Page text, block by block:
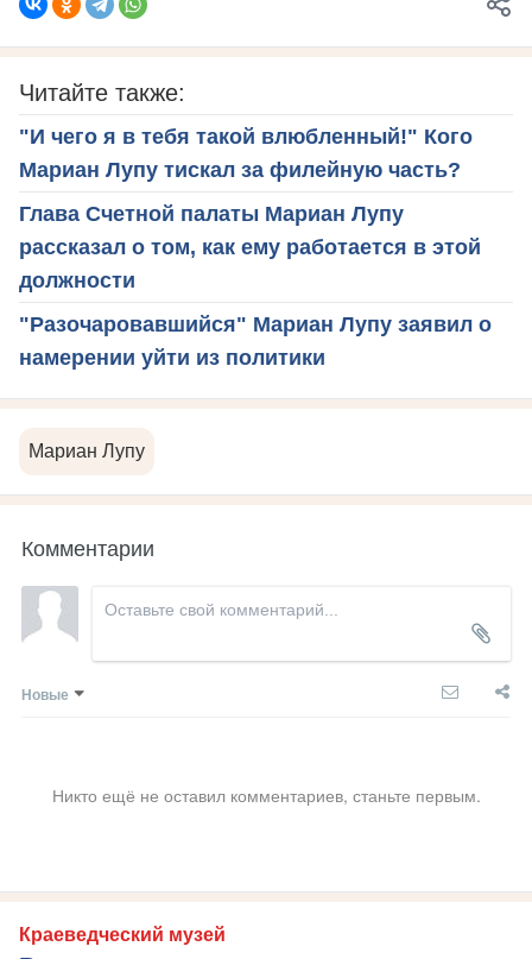
Читайте также:
"И чего я в тебя такой влюбленный!" Кого
Мариан Лупу тискал за филейную часть?
Глава Счетной палаты Мариан Лупу
рассказал о том, как ему работается в этой
должности
"Разочаровавшийся" Мариан Лупу заявил о
намерении уйти из политики
Мариан Лупу
Комментарии
Новые
Никто ещё не оставил комментариев, станьте первым.
Краеведческий музей